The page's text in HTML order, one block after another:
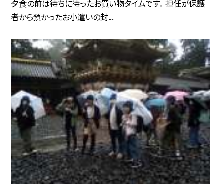
夕食の前は待ちに待ったお買い物タイムです。 担任が保護
者から預かったお小遣いの封...